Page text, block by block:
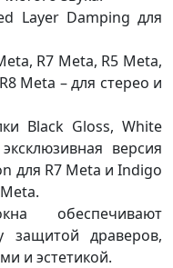
Layer Damping для
R7 Meta, R5 Meta,
Meta – для стерео и
Black Gloss, White
версия
для R7 Meta и Indigo
обеспечивают
защитой драверов,
и эстетикой.